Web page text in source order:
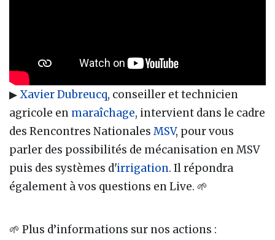
▶Xavier Dubreucq, conseiller et technicien
agricole en maraîchage, intervient dans le cadre
des Rencontres Nationales MSV, pour vous
parler des possibilités de mécanisation en MSV
puis des systèmes d'irrigation. Il répondra
également à vos questions en Live. 🌱
🌱 Plus d’informations sur nos actions :